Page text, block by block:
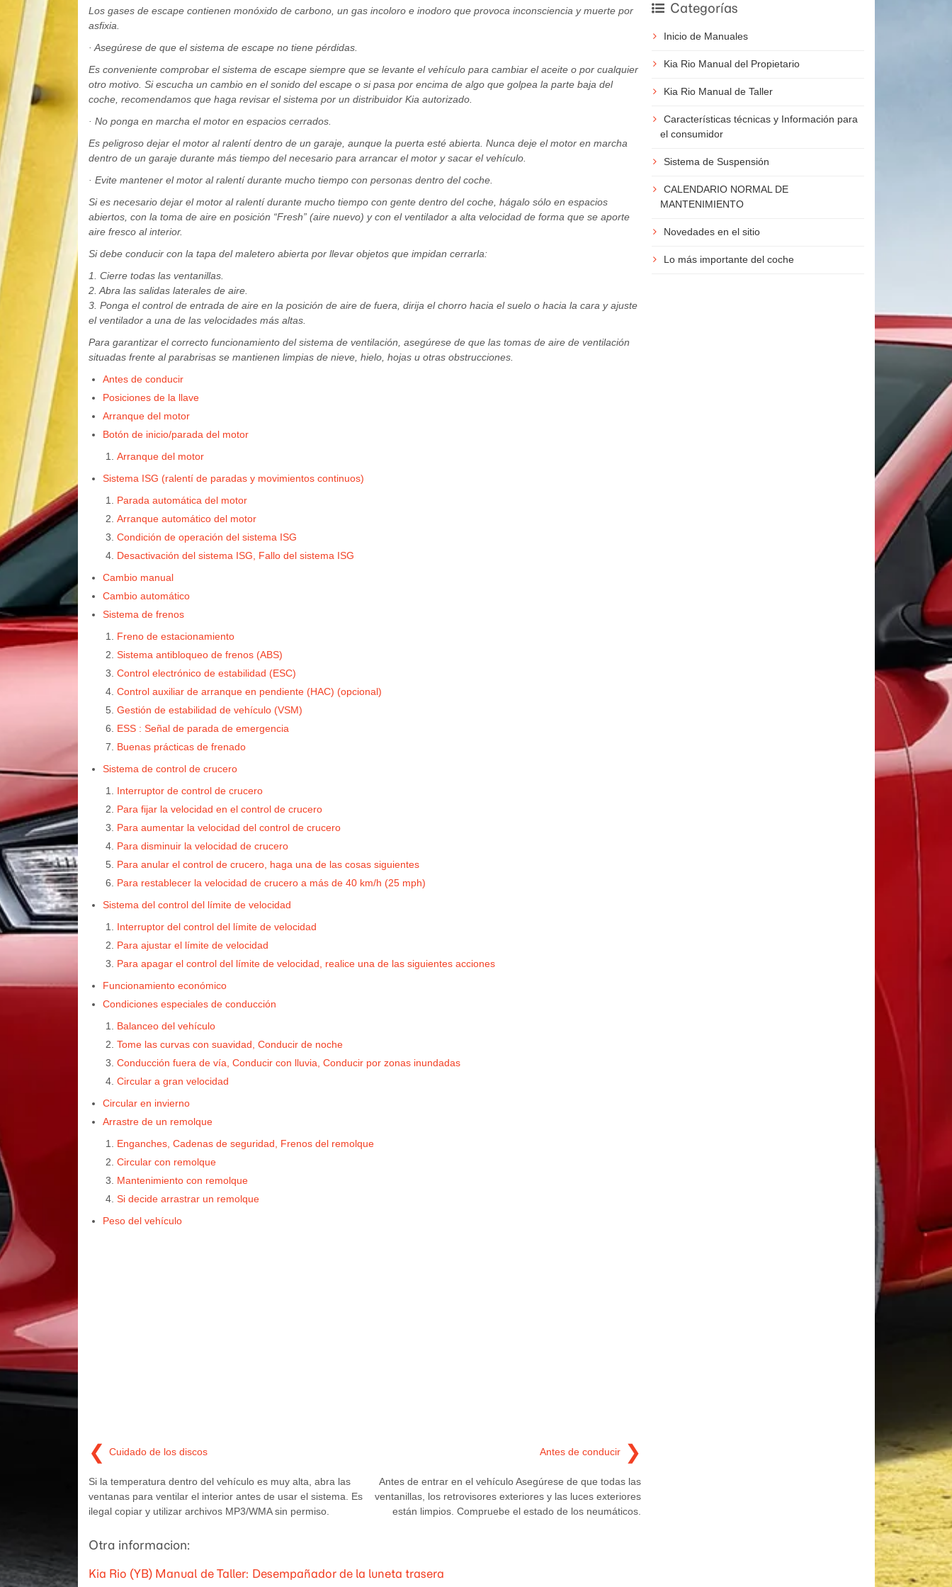
Los gases de escape contienen monóxido de carbono, un gas incoloro e inodoro que provoca inconsciencia y muerte por
asfixia.
· Asegúrese de que el sistema de escape no tiene pérdidas.
Es conveniente comprobar el sistema de escape siempre que se levante el vehículo para cambiar el aceite o por cualquier
otro motivo. Si escucha un cambio en el sonido del escape o si pasa por encima de algo que golpea la parte baja del
coche, recomendamos que haga revisar el sistema por un distribuidor Kia autorizado.
· No ponga en marcha el motor en espacios cerrados.
Es peligroso dejar el motor al ralentí dentro de un garaje, aunque la puerta esté abierta. Nunca deje el motor en marcha
dentro de un garaje durante más tiempo del necesario para arrancar el motor y sacar el vehículo.
· Evite mantener el motor al ralentí durante mucho tiempo con personas dentro del coche.
Si es necesario dejar el motor al ralentí durante mucho tiempo con gente dentro del coche, hágalo sólo en espacios
abiertos, con la toma de aire en posición “Fresh” (aire nuevo) y con el ventilador a alta velocidad de forma que se aporte
aire fresco al interior.
Si debe conducir con la tapa del maletero abierta por llevar objetos que impidan cerrarla:
1. Cierre todas las ventanillas.
2. Abra las salidas laterales de aire.
3. Ponga el control de entrada de aire en la posición de aire de fuera, dirija el chorro hacia el suelo o hacia la cara y ajuste
el ventilador a una de las velocidades más altas.
Para garantizar el correcto funcionamiento del sistema de ventilación, asegúrese de que las tomas de aire de ventilación
situadas frente al parabrisas se mantienen limpias de nieve, hielo, hojas u otras obstrucciones.
Antes de conducir
Posiciones de la llave
Arranque del motor
Botón de inicio/parada del motor
Arranque del motor
Sistema ISG (ralentí de paradas y movimientos continuos)
Parada automática del motor
Arranque automático del motor
Condición de operación del sistema ISG
Desactivación del sistema ISG, Fallo del sistema ISG
Cambio manual
Cambio automático
Sistema de frenos
Freno de estacionamiento
Sistema antibloqueo de frenos (ABS)
Control electrónico de estabilidad (ESC)
Control auxiliar de arranque en pendiente (HAC) (opcional)
Gestión de estabilidad de vehículo (VSM)
ESS : Señal de parada de emergencia
Buenas prácticas de frenado
Sistema de control de crucero
Interruptor de control de crucero
Para fijar la velocidad en el control de crucero
Para aumentar la velocidad del control de crucero
Para disminuir la velocidad de crucero
Para anular el control de crucero, haga una de las cosas siguientes
Para restablecer la velocidad de crucero a más de 40 km/h (25 mph)
Sistema del control del límite de velocidad
Interruptor del control del límite de velocidad
Para ajustar el límite de velocidad
Para apagar el control del límite de velocidad, realice una de las siguientes acciones
Funcionamiento económico
Condiciones especiales de conducción
Balanceo del vehículo
Tome las curvas con suavidad, Conducir de noche
Conducción fuera de vía, Conducir con lluvia, Conducir por zonas inundadas
Circular a gran velocidad
Circular en invierno
Arrastre de un remolque
Enganches, Cadenas de seguridad, Frenos del remolque
Circular con remolque
Mantenimiento con remolque
Si decide arrastrar un remolque
Peso del vehículo
❮ Cuidado de los discos
Si la temperatura dentro del vehículo es muy alta, abra las
ventanas para ventilar el interior antes de usar el sistema. Es
ilegal copiar y utilizar archivos MP3/WMA sin permiso.
Antes de conducir ❯
Antes de entrar en el vehículo Asegúrese de que todas las
ventanillas, los retrovisores exteriores y las luces exteriores
están limpios. Compruebe el estado de los neumáticos.
Otra informacion:
Kia Rio (YB) Manual de Taller: Desempañador de la luneta trasera
Categorías
Inicio de Manuales
Kia Rio Manual del Propietario
Kia Rio Manual de Taller
Características técnicas y Información para
el consumidor
Sistema de Suspensión
CALENDARIO NORMAL DE
MANTENIMIENTO
Novedades en el sitio
Lo más importante del coche